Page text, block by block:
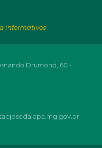
Drumond, 60 -
informativos